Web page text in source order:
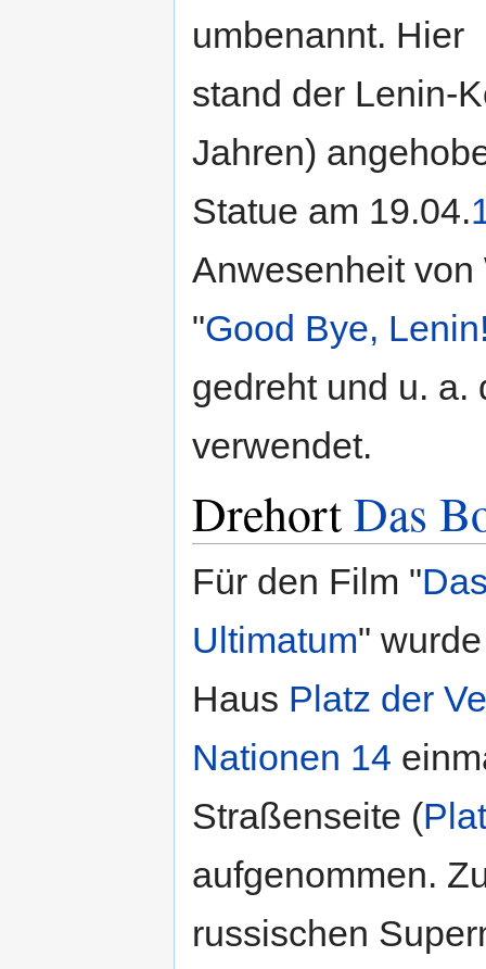
umbenannt. Hier
stand der Lenin-
Jahren)
Statue am 19.04.
Anwesenheit
"Good Bye,
gedreht und u. a.
verwendet.
DrehortDas
Für den Film "
Ultimatum"
Haus Platz der
Nationen 14
Straßenseite (
aufgenommen.
russischen